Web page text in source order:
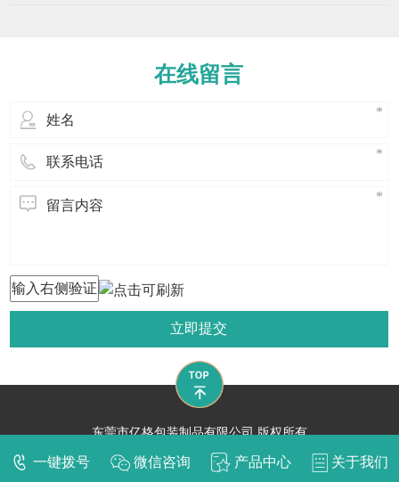
易碎、变形、回复性差的缺点。那么它在
日常保存时需要注意的事项有哪些？
在线留言
立即提交
东莞市亿格包装制品有限公司 版权所有
东莞网站建设​
一键拨号 微信咨询 产品中心 关于我们